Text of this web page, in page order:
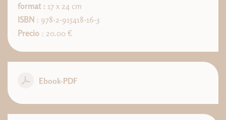
format : 17 x 24 cm
ISBN : 978-2-915418-16-3
Precio : 20.00 €
Ebook-PDF